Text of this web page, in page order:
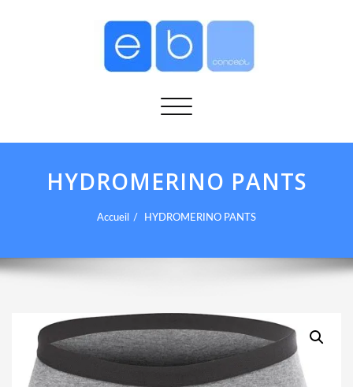
Afficher/masquer la navigation
HYDROMERINO PANTS
Accueil HYDROMERINO PANTS